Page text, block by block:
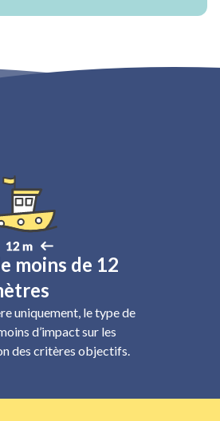
moins de 12
uniquement, le type de
d’impact sur les
des critères objectifs.